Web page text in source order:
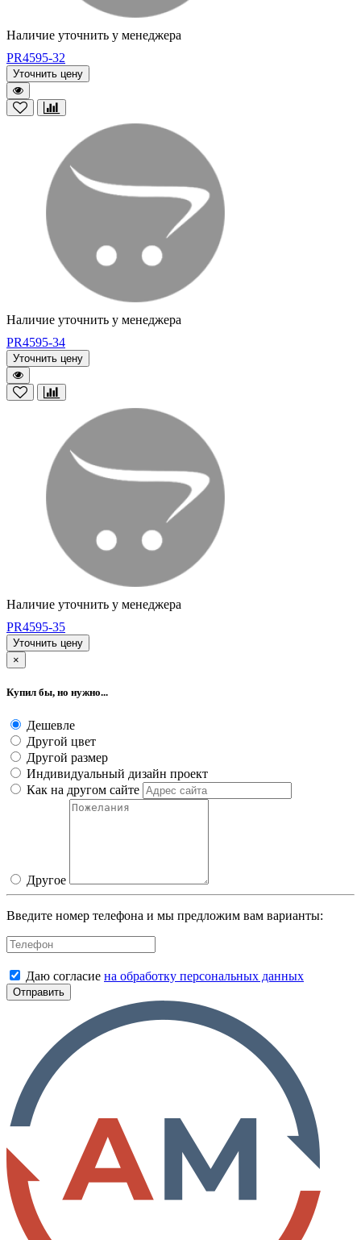
Наличие уточнить у менеджера
PR4595-32
Уточнить цену
Наличие уточнить у менеджера
PR4595-34
Уточнить цену
Наличие уточнить у менеджера
PR4595-35
Уточнить цену
×
Купил бы, но нужно...
Дешевле
Другой цвет
Другой размер
Индивидуальный дизайн проект
Как на другом сайте
Другое
Введите номер телефона и мы предложим вам варианты:
Даю согласие на обработку персональных данных
Отправить